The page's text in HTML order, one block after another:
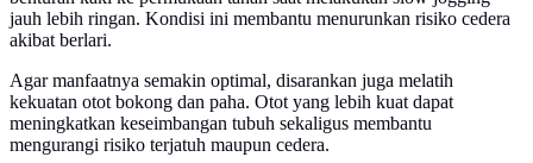
jauh lebih ringan. Kondisi ini membantu menurunkan risiko cedera
akibat berlari.
Agar manfaatnya semakin optimal, disarankan juga melatih
kekuatan otot bokong dan paha. Otot yang lebih kuat dapat
meningkatkan keseimbangan tubuh sekaligus membantu
mengurangi risiko terjatuh maupun cedera.